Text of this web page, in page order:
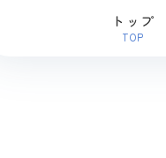
トップ
TOP